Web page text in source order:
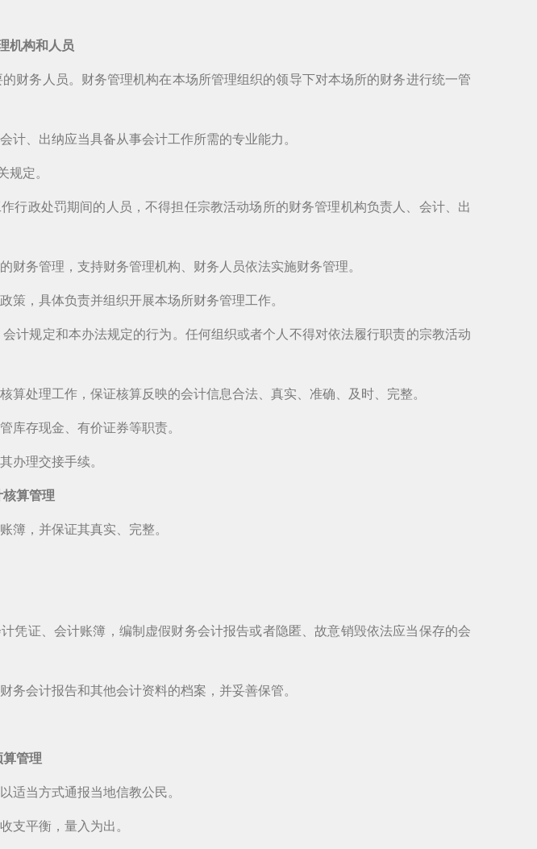
机构和人员
财务人员。财务管理机构在本场所管理组织的领导下对本场所的财务进行统一管
、出纳应当具备从事会计工作所需的专业能力。
定。
行政处罚期间的人员，不得担任宗教活动场所的财务管理机构负责人、会计、出
务管理，支持财务管理机构、财务人员依法实施财务管理。
，具体负责并组织开展本场所财务管理工作。
计规定和本办法规定的行为。任何组织或者个人不得对依法履行职责的宗教活动
处理工作，保证核算反映的会计信息合法、真实、准确、及时、完整。
存现金、有价证券等职责。
办理交接手续。
算管理
簿，并保证其真实、完整。
凭证、会计账簿，编制虚假财务会计报告或者隐匿、故意销毁依法应当保存的会
会计报告和其他会计资料的档案，并妥善保管。
管理
当方式通报当地信教公民。
支平衡，量入为出。